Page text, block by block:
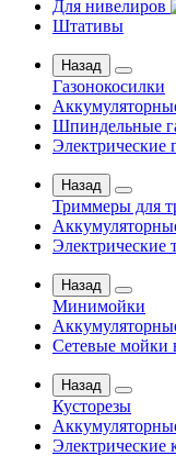
Для нивелиров
Штативы
Назад
Газонокосилки
Шпиндельные
Электрические
Назад
Триммеры для
Электрические
Назад
Минимойки
Сетевые мойки
Назад
Кусторезы
Электрические